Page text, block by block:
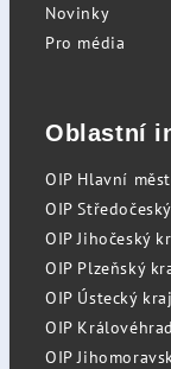
Novinky
Pro média
Oblastní
OIP Hlavní
OIP
OIP Jihočeský
OIP Plzeňský
OIP Ústecký
OIP
OIP